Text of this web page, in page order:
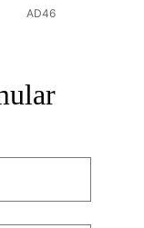
AD46